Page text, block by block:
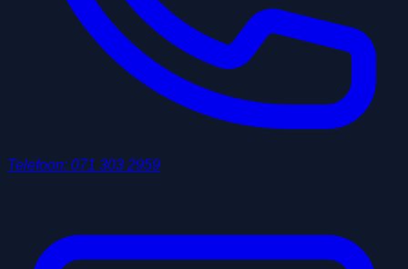
Telefoon: 071 303 2959